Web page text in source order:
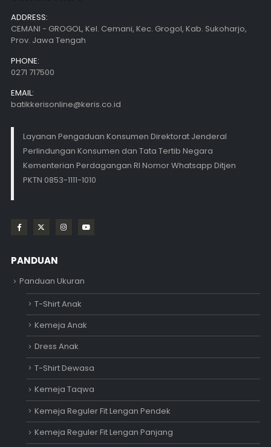
ADDRESS:
CEMANI - GROGOL, Kel. Cemani, Kec. Grogol, Kab. Sukoharjo,
Prov. Jawa Tengah
PHONE:
0271 717500
EMAIL:
batikkerisonline@keris.co.id
Layanan Pengaduan Konsumen Direktorat Jenderal
Perlindungan Konsumen dan Tata Tertib Negara
Kementerian Perdagangan RI Nomor Whatsapp Ditjen
PKTN 0853-1111-1010
PANDUAN
Panduan Ukuran
T-Shirt Anak
Kemeja Anak
Dress Anak
T-Shirt Dewasa
Kemeja Taqwa
Kemeja Reguler Fit Lengan Pendek
Kemeja Reguler Fit Lengan Panjang